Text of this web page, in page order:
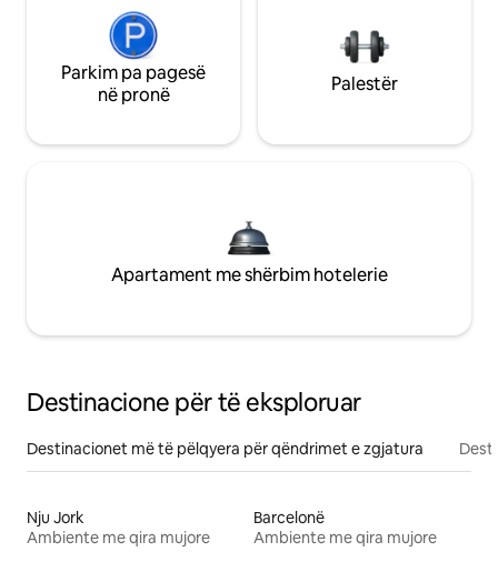
Parkim pa pagesë
në pronë
Palestër
Apartament me shërbim hotelerie
Destinacione për të eksploruar
Destinacionet më të pëlqyera për qëndrimet e zgjatura
Nju Jork
Ambiente me qira mujore
Barcelonë
Ambiente me qira mujore